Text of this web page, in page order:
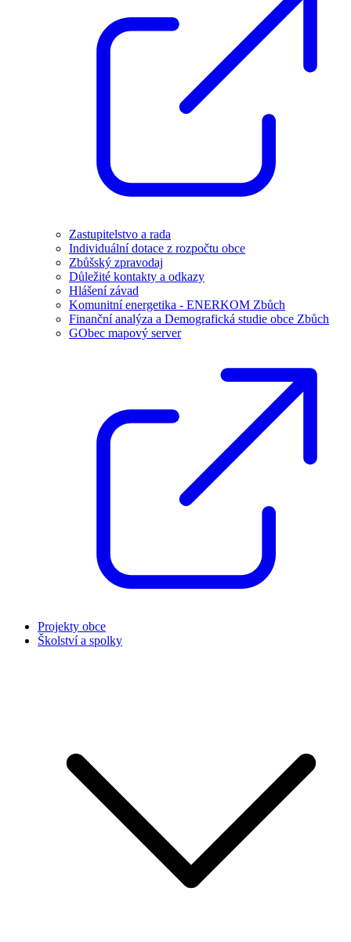
Zastupitelstvo a rada
Individuální dotace z rozpočtu obce
Zbůšský zpravodaj
Důležité kontakty a odkazy
Hlášení závad
Komunitní energetika - ENERKOM Zbůch
Finanční analýza a Demografická studie obce Zbůch
GObec mapový server
Projekty obce
Školství a spolky